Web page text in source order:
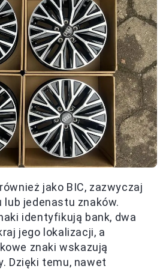
jako BIC, zazwyczaj
lub jedenastu znaków.
identyfikują bank, dwa
jego lokalizacji, a
znaki wskazują
Dzięki temu, nawet